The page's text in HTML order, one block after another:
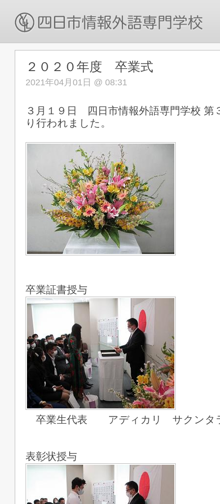
２０２０年度 卒業式
2021年04月01日 @ 08:31
３月１９日 四日市情報外語専門学校 第
り行われました。
卒業証書授与
卒業生代表 アディカリ サクンタ
表彰状授与